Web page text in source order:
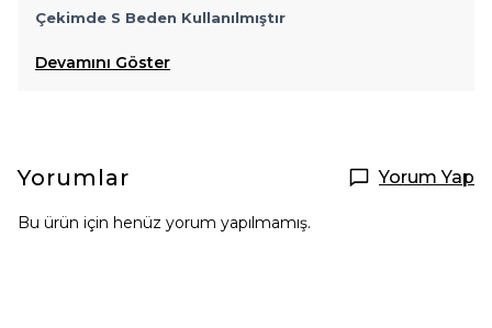
Çekimde S Beden Kullanılmıştır
Devamını Göster
Yorumlar Yorum Yap
Bu ürün için henüz yorum yapılmamış.